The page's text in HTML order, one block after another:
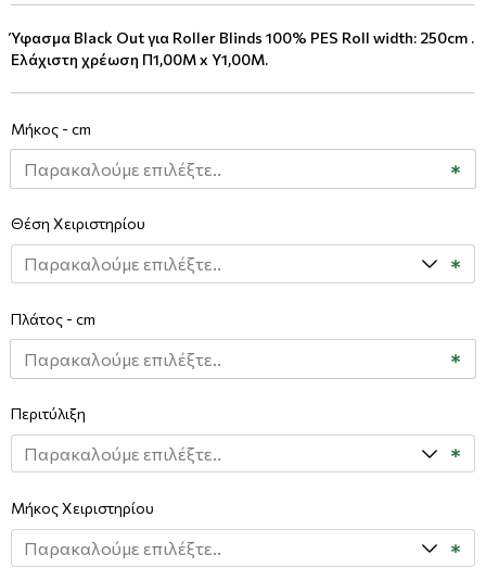
Ύφασμα Black Out για Roller Blinds 100% PES Roll width: 250cm .
Ελάχιστη χρέωση Π1,00Μ x Υ1,00Μ.
Μήκος - cm
Θέση Χειριστηρίου
Πλάτος - cm
Περιτύλιξη
Μήκος Χειριστηρίου